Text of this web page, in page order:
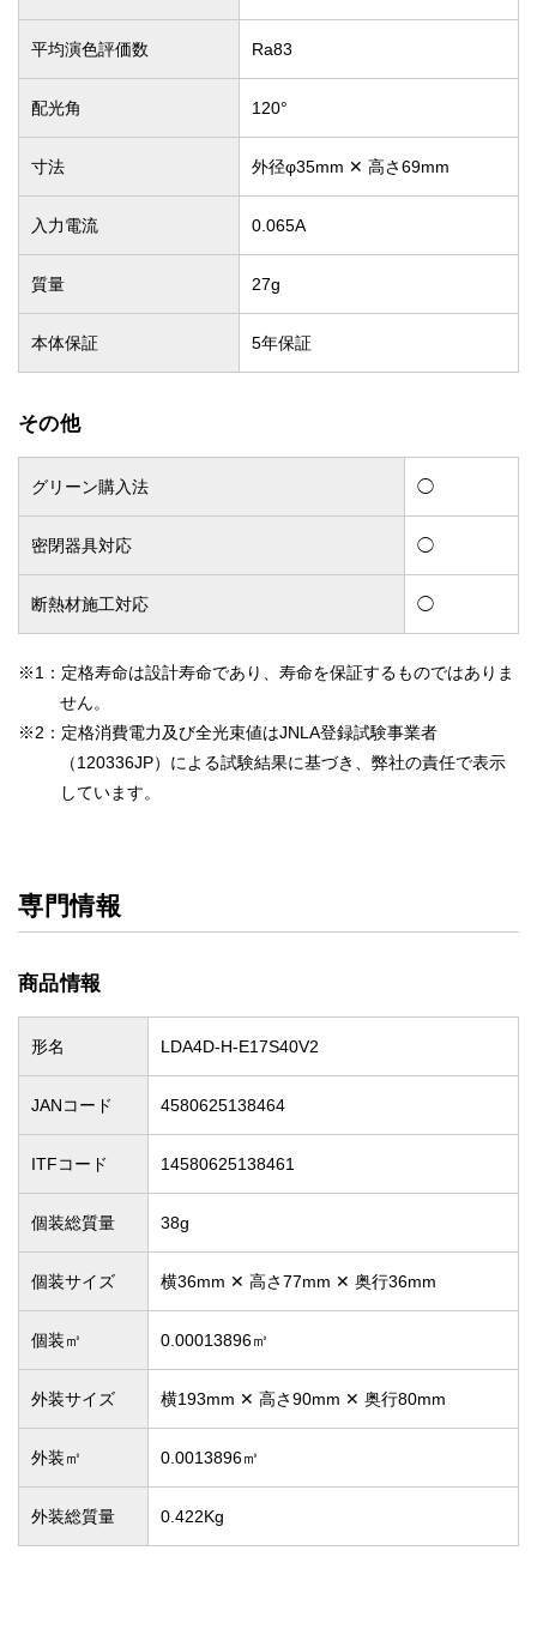
平均演色評価数 Ra83
配光角 120°
寸法 外径φ35mm ✕ 高さ69mm
入力電流 0.065A
質量 27g
本体保証 5年保証
その他
グリーン購入法 ◯
密閉器具対応 ◯
断熱材施工対応 ◯
※1：定格寿命は設計寿命であり、寿命を保証するものではありま
せん。
※2：定格消費電力及び全光束値はJNLA登録試験事業者
（120336JP）による試験結果に基づき、弊社の責任で表示
しています。
専門情報
商品情報
形名 LDA4D-H-E17S40V2
JANコード 4580625138464
ITFコード 14580625138461
個装総質量 38g
個装サイズ 横36mm ✕ 高さ77mm ✕ 奥行36mm
個装㎥ 0.00013896㎥
外装サイズ 横193mm ✕ 高さ90mm ✕ 奥行80mm
外装㎥ 0.0013896㎥
外装総質量 0.422Kg